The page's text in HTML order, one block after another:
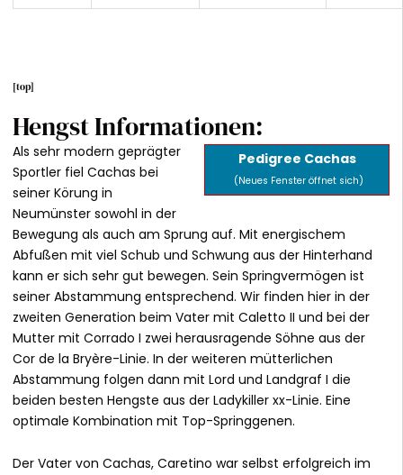
[top]
Hengst Informationen:
Pedigree Cachas
(Neues Fenster öffnet sich)
Als sehr modern geprägter
Sportler fiel Cachas bei
seiner Körung in
Neumünster sowohl in der
Bewegung als auch am Sprung auf. Mit energischem
Abfußen mit viel Schub und Schwung aus der Hinterhand
kann er sich sehr gut bewegen. Sein Springvermögen ist
seiner Abstammung entsprechend. Wir finden hier in der
zweiten Generation beim Vater mit Caletto II und bei der
Mutter mit Corrado I zwei herausragende Söhne aus der
Cor de la Bryère-Linie. In der weiteren mütterlichen
Abstammung folgen dann mit Lord und Landgraf I die
beiden besten Hengste aus der Ladykiller xx-Linie. Eine
optimale Kombination mit Top-Springgenen.
Der Vater von Cachas, Caretino war selbst erfolgreich im